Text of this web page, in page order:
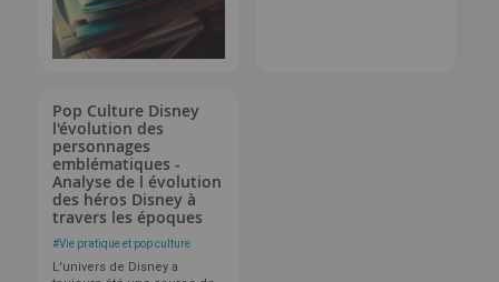
Pop Culture Disney
l'évolution des
personnages
emblématiques -
Analyse de l évolution
des héros Disney à
travers les époques
#Vie pratique et pop culture
L'univers de Disney a